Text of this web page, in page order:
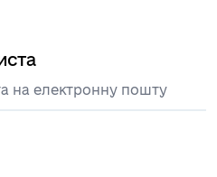
на електронну пошту